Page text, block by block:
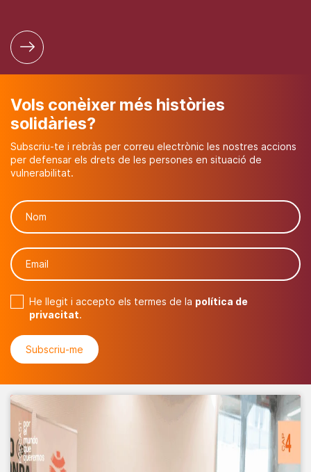
Vols conèixer més històries
solidàries?
Subscriu-te i rebràs per correu electrònic les nostres accions
per defensar els drets de les persones en situació de
vulnerabilitat.
He llegit i accepto els termes de la política de
privacitat.